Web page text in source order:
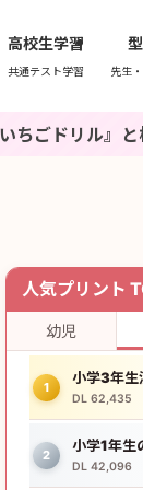
高校生学習
共通テスト学習 先生
と検索してね♪
人気プリント
幼児
1
DL 62,435
2
小学1年生
DL 42,096